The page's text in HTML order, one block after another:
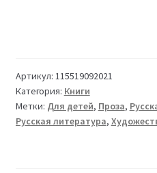
Артикул: 115519092021
Категория: Книги
Метки: Для детей, Проза,
Русская литература,